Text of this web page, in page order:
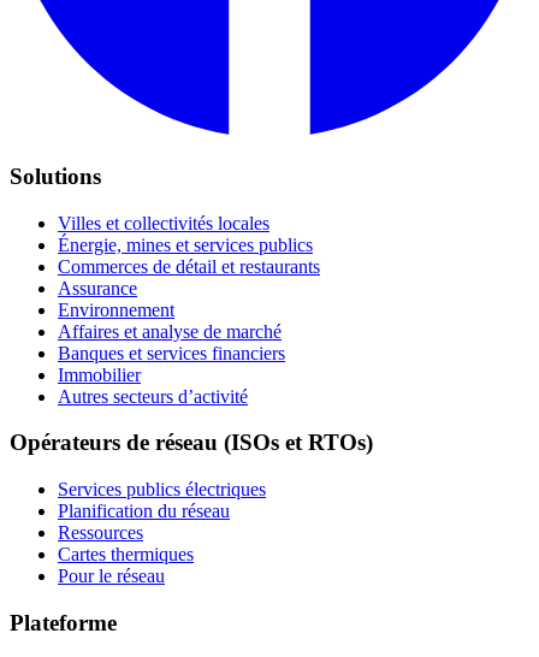
Solutions
Villes et collectivités locales
Énergie, mines et services publics
Commerces de détail et restaurants
Assurance
Environnement
Affaires et analyse de marché
Banques et services financiers
Immobilier
Autres secteurs d’activité
Opérateurs de réseau (ISOs et RTOs)
Services publics électriques
Planification du réseau
Ressources
Cartes thermiques
Pour le réseau
Plateforme